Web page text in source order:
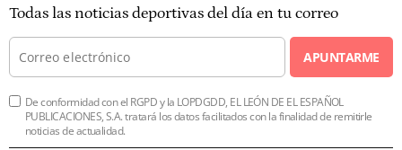
Todas las noticias deportivas del día en tu correo
APUNTARME
De conformidad con el RGPD y la LOPDGDD, EL LEÓN DE EL ESPAÑOL
PUBLICACIONES, S.A. tratará los datos facilitados con la finalidad de remitirle
noticias de actualidad.